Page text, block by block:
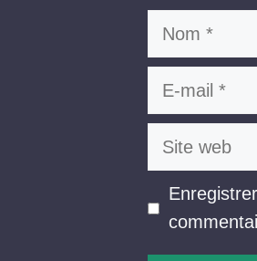
Nom
E-
Site